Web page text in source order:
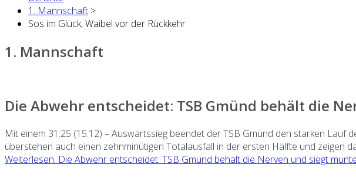
1. Mannschaft >
Sos im Glück, Waibel vor der Rückkehr
1. Mannschaft
Die Abwehr entscheidet: TSB Gmünd behält die
Mit einem 31:25 (15:12) – Auswärtssieg beendet der TSB Gmünd den starken Lauf
überstehen auch einen zehnminütigen Totalausfall in der ersten Hälfte und zeigen
Weiterlesen: Die Abwehr entscheidet: TSB Gmünd behält die Nerven und siegt